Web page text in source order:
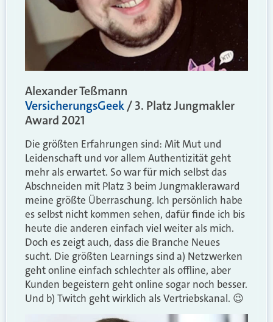
Alexander Teßmann
VersicherungsGeek/ 3. Platz Jungmakler
Award 2021
Die größten Erfahrungen sind: Mit Mut und
Leidenschaft und vor allem Authentizität geht
mehr als erwartet. So war für mich selbst das
Abschneiden mit Platz 3 beim Jungmakleraward
meine größte Überraschung. Ich persönlich habe
es selbst nicht kommen sehen, dafür finde ich bis
heute die anderen einfach viel weiter als mich.
Doch es zeigt auch, dass die Branche Neues
sucht. Die größten Learnings sind a) Netzwerken
geht online einfach schlechter als offline, aber
Kunden begeistern geht online sogar noch besser.
Und b) Twitch geht wirklich als Vertriebskanal. 😉